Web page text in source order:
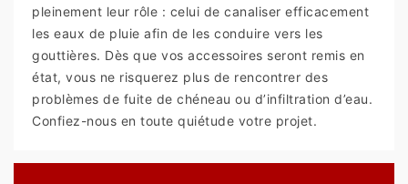
pleinement leur rôle : celui de canaliser efficacement
les eaux de pluie afin de les conduire vers les
gouttières. Dès que vos accessoires seront remis en
état, vous ne risquerez plus de rencontrer des
problèmes de fuite de chéneau ou d’infiltration d’eau.
Confiez-nous en toute quiétude votre projet.